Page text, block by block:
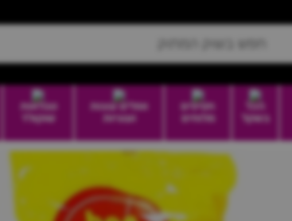
הכל
בשקל
חטיפים
מלוחים
וופלים עוגות
ועוגיות
טבלאות
שוקולד